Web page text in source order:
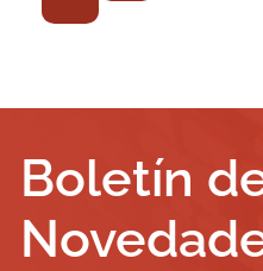
Boletín